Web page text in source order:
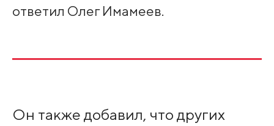
ответил Олег Имамеев.
Он также добавил, что других